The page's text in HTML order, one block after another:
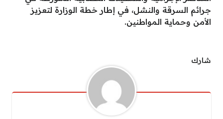
جرائم السرقة والنشل، في إطار خطة الوزارة لتعزيز
الأمن وحماية المواطنين.
شارك